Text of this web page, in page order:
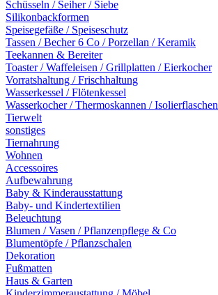
Schüsseln / Seiher / Siebe
Silikonbackformen
Speisegefäße / Speiseschutz
Tassen / Becher 6 Co / Porzellan / Keramik
Teekannen & Bereiter
Toaster / Waffeleisen / Grillplatten / Eierkocher
Vorratshaltung / Frischhaltung
Wasserkessel / Flötenkessel
Wasserkocher / Thermoskannen / Isolierflaschen
Tierwelt
sonstiges
Tiernahrung
Wohnen
Accessoires
Aufbewahrung
Baby & Kinderausstattung
Baby- und Kindertextilien
Beleuchtung
Blumen / Vasen / Pflanzenpflege & Co
Blumentöpfe / Pflanzschalen
Dekoration
Fußmatten
Haus & Garten